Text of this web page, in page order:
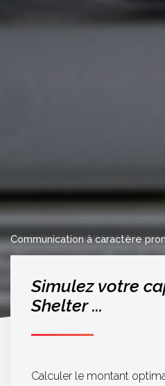
Communication à caractère
Simulez votre
Shelter ...
Calculer le montant